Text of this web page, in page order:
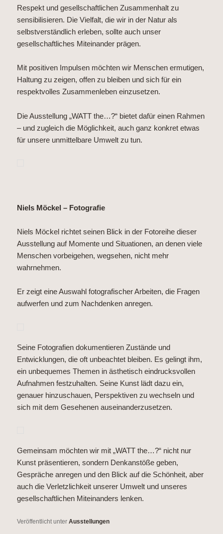
Respekt und gesellschaftlichen Zusammenhalt zu
sensibilisieren. Die Vielfalt, die wir in der Natur als
selbstverständlich erleben, sollte auch unser
gesellschaftliches Miteinander prägen.
Mit positiven Impulsen möchten wir Menschen ermutigen,
Haltung zu zeigen, offen zu bleiben und sich für ein
respektvolles Zusammenleben einzusetzen.
Die Ausstellung „WATT the…?“ bietet dafür einen Rahmen
– und zugleich die Möglichkeit, auch ganz konkret etwas
für unsere unmittelbare Umwelt zu tun.
Niels Möckel – Fotografie
Niels Möckel richtet seinen Blick in der Fotoreihe dieser
Ausstellung auf Momente und Situationen, an denen viele
Menschen vorbeigehen, wegsehen, nicht mehr
wahrnehmen.
Er zeigt eine Auswahl fotografischer Arbeiten, die Fragen
aufwerfen und zum Nachdenken anregen.
Seine Fotografien dokumentieren Zustände und
Entwicklungen, die oft unbeachtet bleiben. Es gelingt ihm,
ein unbequemes Themen in ästhetisch eindrucksvollen
Aufnahmen festzuhalten. Seine Kunst lädt dazu ein,
genauer hinzuschauen, Perspektiven zu wechseln und
sich mit dem Gesehenen auseinanderzusetzen.
Gemeinsam möchten wir mit „WATT the…?“ nicht nur
Kunst präsentieren, sondern Denkanstöße geben,
Gespräche anregen und den Blick auf die Schönheit, aber
auch die Verletzlichkeit unserer Umwelt und unseres
gesellschaftlichen Miteinanders lenken.
Veröffentlicht unter Ausstellungen